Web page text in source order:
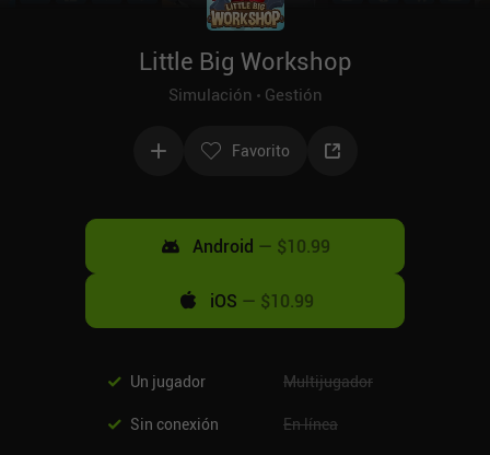
Little Big Workshop
Simulación Gestión
Favorito
Android — $10.99
iOS — $10.99
Un jugador Multijugador
Sin conexión En línea